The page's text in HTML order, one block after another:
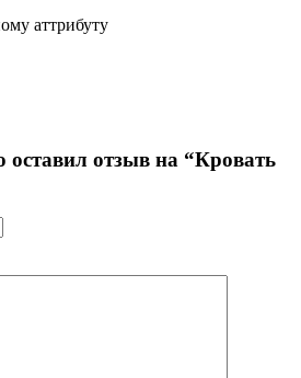
аттрибуту
оставил отзыв на “Кровать